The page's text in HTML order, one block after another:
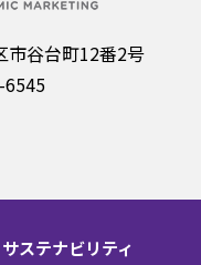
市谷台町12番2号
サステナビリティ